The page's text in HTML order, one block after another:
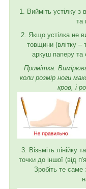
1. Вийміть устілку з
та
2. Якщо устілка не
товщини (влітку –
аркуш паперу та
Примітка:
коли розмір ноги
кров, і
3. Візьміть лінійку
точки до іншої (від
Зробіть те саме